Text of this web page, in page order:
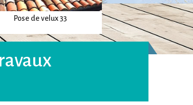
Pose de velux 33 Réparation de